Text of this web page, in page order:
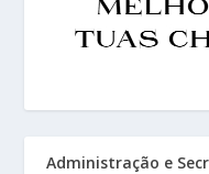
Administração e